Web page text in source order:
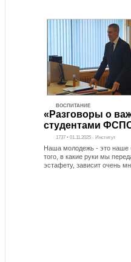
ВОСПИТАНИЕ
«Разговоры о
студентами
1737 • 01.11.2025 - Институт
Наша молодежь - это наше
того, в какие руки мы
эстафету, зависит очень